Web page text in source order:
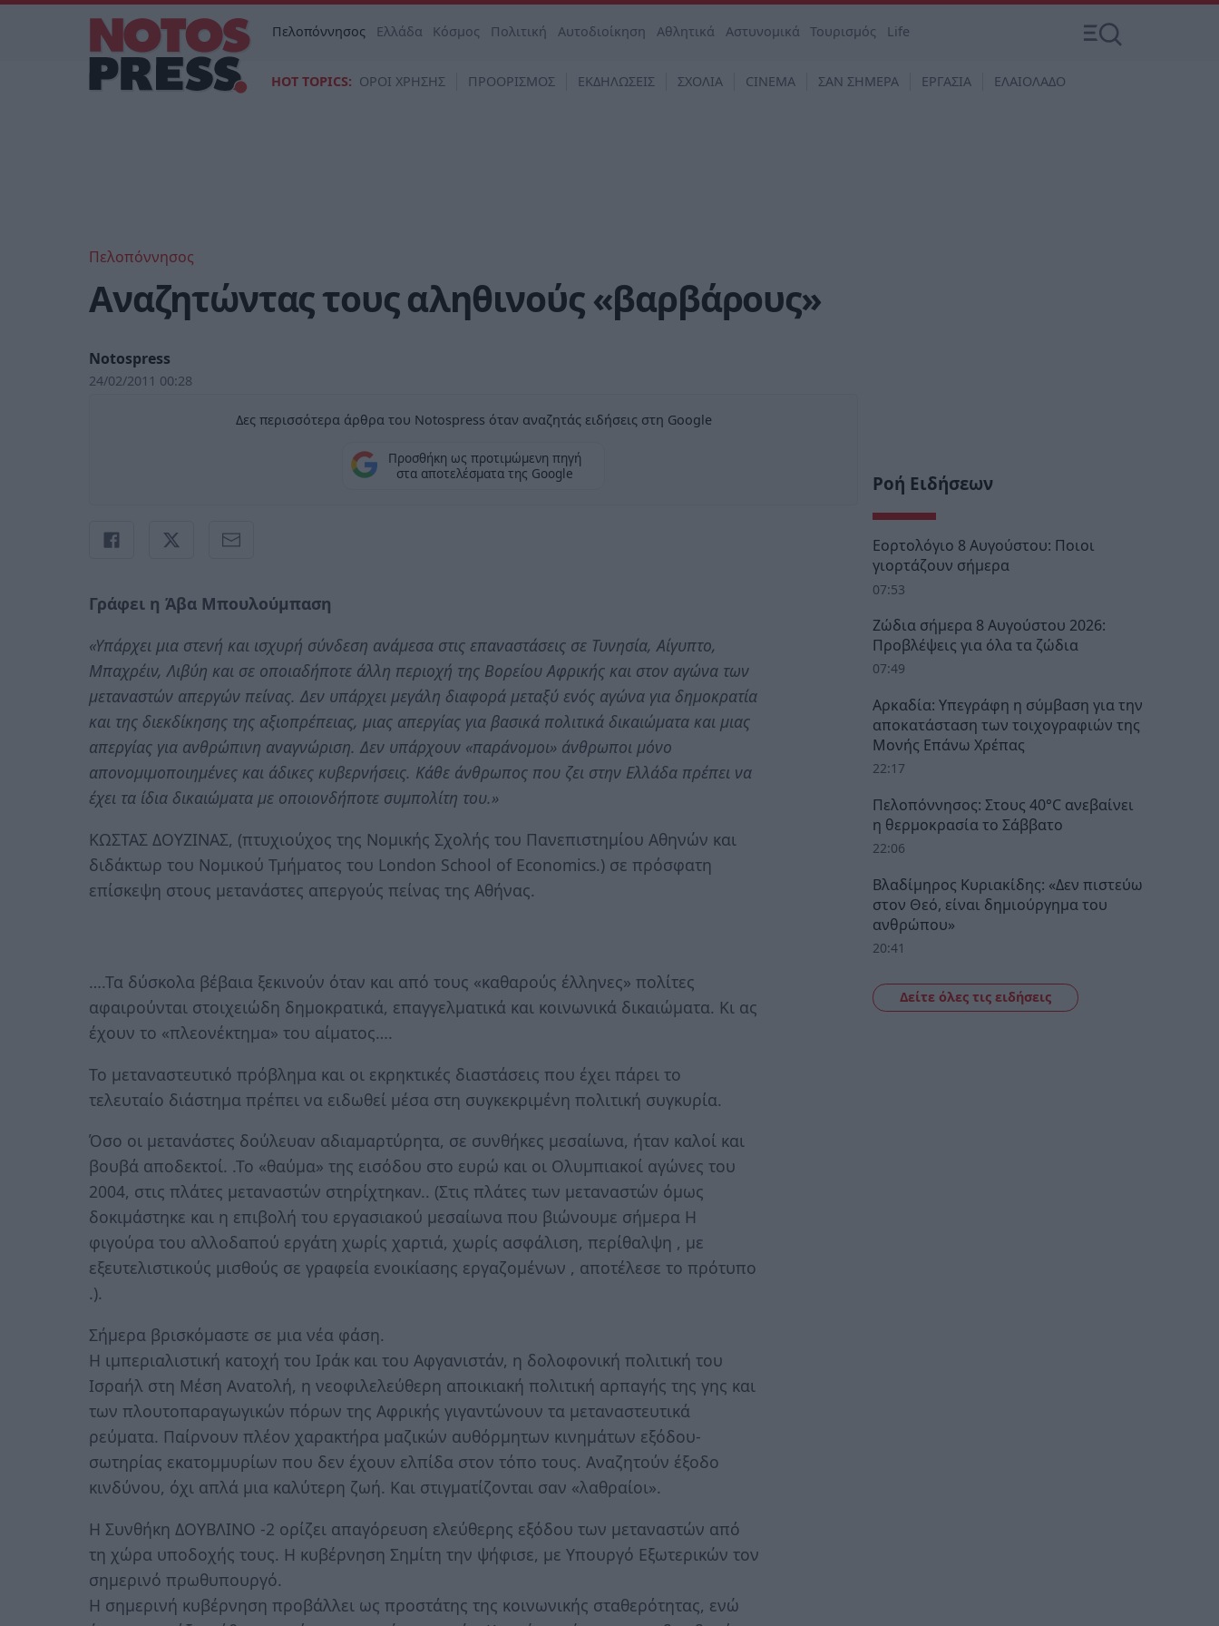
Πελοπόννησος Ελλάδα Κόσμος Πολιτική Αυτοδιοίκηση Αθλητικά Αστυνομικά Τουρισμός Life
HOT TOPICS: ΟΡΟΙ ΧΡΗΣΗΣ ΠΡΟΟΡΙΣΜΟΣ ΕΚΔΗΛΩΣΕΙΣ ΣΧΟΛΙΑ CINEMA ΣΑΝ ΣΗΜΕΡΑ ΕΡΓΑΣΙΑ ΕΛΑΙΟΛΑΔΟ
Πελοπόννησος
Αναζητώντας τους αληθινούς «βαρβάρους»
Notospress
24/02/2011 00:28
Δες περισσότερα άρθρα του Notospress όταν αναζητάς ειδήσεις στη Google
Προσθήκη ως προτιμώμενη πηγή
στα αποτελέσματα της Google
Γράφει η Άβα Μπουλούμπαση
«Υπάρχει μια στενή και ισχυρή σύνδεση ανάμεσα στις επαναστάσεις σε Τυνησία, Αίγυπτο,
Μπαχρέιν, Λιβύη και σε οποιαδήποτε άλλη περιοχή της Βορείου Αφρικής και στον αγώνα των
μεταναστών απεργών πείνας. Δεν υπάρχει μεγάλη διαφορά μεταξύ ενός αγώνα για δημοκρατία
και της διεκδίκησης της αξιοπρέπειας, μιας απεργίας για βασικά πολιτικά δικαιώματα και μιας
απεργίας για ανθρώπινη αναγνώριση. Δεν υπάρχουν «παράνομοι» άνθρωποι μόνο
απονομιμοποιημένες και άδικες κυβερνήσεις. Κάθε άνθρωπος που ζει στην Ελλάδα πρέπει να
έχει τα ίδια δικαιώματα με οποιονδήποτε συμπολίτη του.»
ΚΩΣΤΑΣ ΔΟΥΖΙΝΑΣ, (πτυχιούχος της Νομικής Σχολής του Πανεπιστημίου Αθηνών και
διδάκτωρ του Νομικού Τμήματος του London School of Economics.) σε πρόσφατη
επίσκεψη στους μετανάστες απεργούς πείνας της Αθήνας.
….Τα δύσκολα βέβαια ξεκινούν όταν και από τους «καθαρούς έλληνες» πολίτες
αφαιρούνται στοιχειώδη δημοκρατικά, επαγγελματικά και κοινωνικά δικαιώματα. Κι ας
έχουν το «πλεονέκτημα» του αίματος….
Το μεταναστευτικό πρόβλημα και οι εκρηκτικές διαστάσεις που έχει πάρει το
τελευταίο διάστημα πρέπει να ειδωθεί μέσα στη συγκεκριμένη πολιτική συγκυρία.
Όσο οι μετανάστες δούλευαν αδιαμαρτύρητα, σε συνθήκες μεσαίωνα, ήταν καλοί και
βουβά αποδεκτοί. .Το «θαύμα» της εισόδου στο ευρώ και οι Ολυμπιακοί αγώνες του
2004, στις πλάτες μεταναστών στηρίχτηκαν.. (Στις πλάτες των μεταναστών όμως
δοκιμάστηκε και η επιβολή του εργασιακού μεσαίωνα που βιώνουμε σήμερα Η
φιγούρα του αλλοδαπού εργάτη χωρίς χαρτιά, χωρίς ασφάλιση, περίθαλψη , με
εξευτελιστικούς μισθούς σε γραφεία ενοικίασης εργαζομένων , αποτέλεσε το πρότυπο
.).
Σήμερα βρισκόμαστε σε μια νέα φάση.
Η ιμπεριαλιστική κατοχή του Ιράκ και του Αφγανιστάν, η δολοφονική πολιτική του
Ισραήλ στη Μέση Ανατολή, η νεοφιλελεύθερη αποικιακή πολιτική αρπαγής της γης και
των πλουτοπαραγωγικών πόρων της Αφρικής γιγαντώνουν τα μεταναστευτικά
ρεύματα. Παίρνουν πλέον χαρακτήρα μαζικών αυθόρμητων κινημάτων εξόδου-
σωτηρίας εκατομμυρίων που δεν έχουν ελπίδα στον τόπο τους. Αναζητούν έξοδο
κινδύνου, όχι απλά μια καλύτερη ζωή. Και στιγματίζονται σαν «λαθραίοι».
Η Συνθήκη ΔΟΥΒΛΙΝΟ -2 ορίζει απαγόρευση ελεύθερης εξόδου των μεταναστών από
τη χώρα υποδοχής τους. Η κυβέρνηση Σημίτη την ψήφισε, με Yπουργό Eξωτερικών τον
σημερινό πρωθυπουργό.
Η σημερινή κυβέρνηση προβάλλει ως προστάτης της κοινωνικής σταθερότητας, ενώ
Ροή Ειδήσεων
Εορτολόγιο 8 Αυγούστου: Ποιοι
γιορτάζουν σήμερα
07:53
Ζώδια σήμερα 8 Αυγούστου 2026:
Προβλέψεις για όλα τα ζώδια
07:49
Αρκαδία: Υπεγράφη η σύμβαση για την
αποκατάσταση των τοιχογραφιών της
Μονής Επάνω Χρέπας
22:17
Πελοπόννησος: Στους 40°C ανεβαίνει
η θερμοκρασία το Σάββατο
22:06
Βλαδίμηρος Κυριακίδης: «Δεν πιστεύω
στον Θεό, είναι δημιούργημα του
ανθρώπου»
20:41
Δείτε όλες τις ειδήσεις